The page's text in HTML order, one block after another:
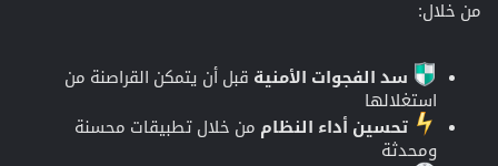
من خلال:
سد الفجوات الأمنية قبل أن يتمكن القراصنة من
استغلالها
تحسين أداء النظام من خلال تطبيقات محسنة
ومحدثة